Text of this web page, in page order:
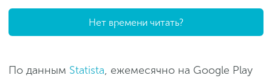
Нет времени читать?
По данным Statista, ежемесячно на Google Play